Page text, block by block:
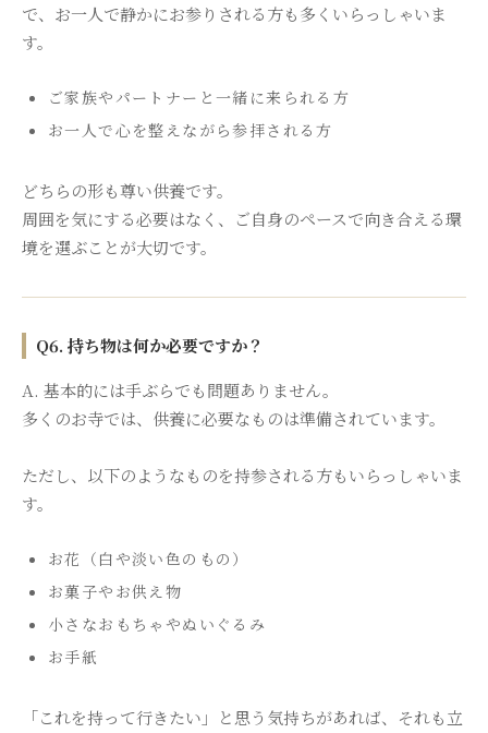
で、お一人で静かにお参りされる方も多くいらっしゃいま
す。
ご家族やパートナーと一緒に来られる方
お一人で心を整えながら参拝される方
どちらの形も尊い供養です。
周囲を気にする必要はなく、ご自身のペースで向き合える環
境を選ぶことが大切です。
Q6. 持ち物は何か必要ですか？
A. 基本的には手ぶらでも問題ありません。
多くのお寺では、供養に必要なものは準備されています。
ただし、以下のようなものを持参される方もいらっしゃいま
す。
お花（白や淡い色のもの）
お菓子やお供え物
小さなおもちゃやぬいぐるみ
お手紙
「これを持って行きたい」と思う気持ちがあれば、それも立